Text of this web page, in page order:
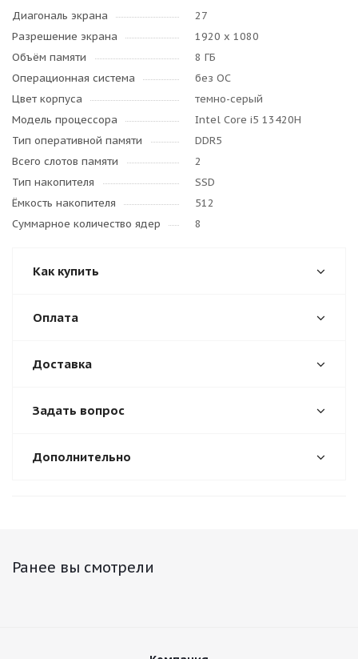
Диагональ экрана
27
Разрешение экрана
1920 x 1080
Объём памяти
8 ГБ
Операционная система
без ОС
Цвет корпуса
темно-серый
Модель процессора
Intel Core i5 13420H
Тип оперативной памяти
DDR5
Всего слотов памяти
2
Тип накопителя
SSD
Ёмкость накопителя
512
Суммарное количество ядер
8
Как купить
Оплата
Доставка
Задать вопрос
Дополнительно
Ранее вы смотрели